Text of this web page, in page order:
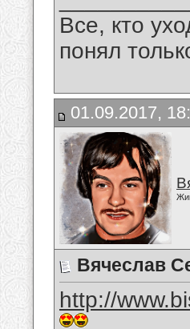
Все, кто
понял
01.09.2017,
Вячеслав
http://